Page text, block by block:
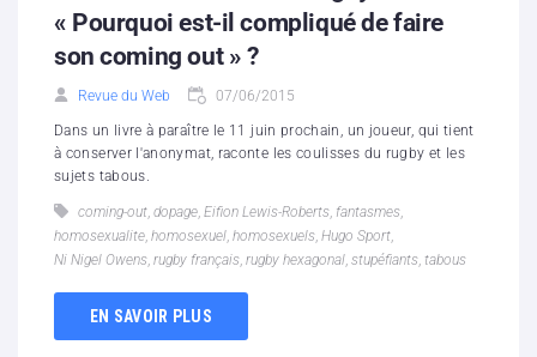
« Pourquoi est-il compliqué de faire
son coming out » ?
Revue du Web 07/06/2015
Dans un livre à paraître le 11 juin prochain, un joueur, qui tient
à conserver l'anonymat, raconte les coulisses du rugby et les
sujets tabous.
coming-out, dopage, Eifion Lewis-Roberts, fantasmes,
homosexualite, homosexuel, homosexuels, Hugo Sport,
Ni Nigel Owens, rugby français, rugby hexagonal, stupéfiants, tabous
EN SAVOIR PLUS